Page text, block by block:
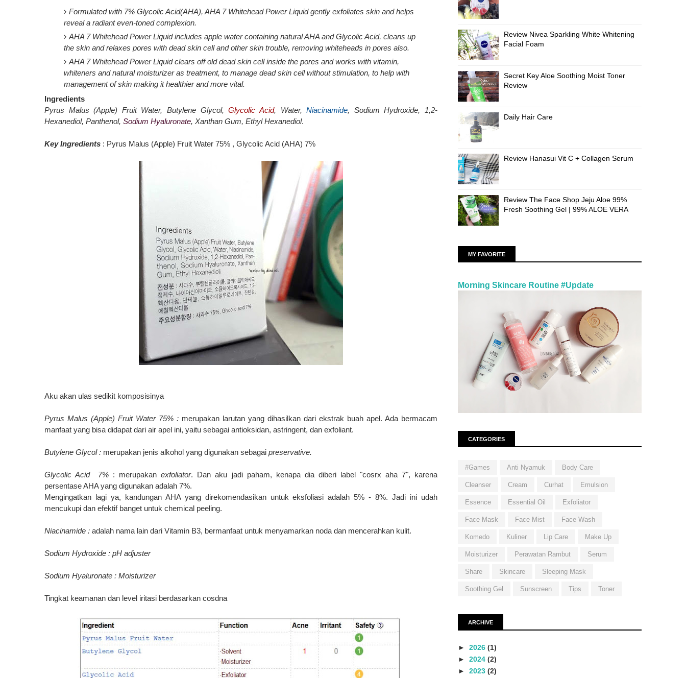
Formulated with 7% Glycolic Acid(AHA), AHA 7 Whitehead Power Liquid gently exfoliates skin and helps
reveal a radiant even-toned complexion.
AHA 7 Whitehead Power Liquid includes apple water containing natural AHA and Glycolic Acid, cleans up
the skin and relaxes pores with dead skin cell and other skin trouble, removing whiteheads in pores also.
AHA 7 Whitehead Power Liquid clears off old dead skin cell inside the pores and works with vitamin,
whiteners and natural moisturizer as treatment, to manage dead skin cell without stimulation, to help with
management of skin making it healthier and more vital.
Ingredients
Pyrus Malus (Apple) Fruit Water, Butylene Glycol,Glycolic Acid, Water,Niacinamide, Sodium Hydroxide, 1,2-
Hexanediol, Panthenol, Sodium Hyaluronate, Xanthan Gum, Ethyl Hexanediol.
Key Ingredients : Pyrus Malus (Apple) Fruit Water 75% , Glycolic Acid (AHA) 7%
Aku akan ulas sedikit komposisinya
Pyrus Malus (Apple) Fruit Water 75% : merupakan larutan yang dihasilkan dari ekstrak buah apel. Ada bermacam
manfaat yang bisa didapat dari air apel ini, yaitu sebagai antioksidan, astringent, dan exfoliant.
Butylene Glycol : merupakan jenis alkohol yang digunakan sebagai preservative.
Glycolic Acid 7% : merupakanexfoliator. Dan aku jadi paham, kenapa dia diberi label "cosrx aha 7", karena
persentase AHA yang digunakan adalah 7%.
Mengingatkan lagi ya, kandungan AHA yang direkomendasikan untuk eksfoliasi adalah 5% - 8%. Jadi ini udah
mencukupi dan efektif banget untuk chemical peeling.
Niacinamide : adalah nama lain dari Vitamin B3, bermanfaat untuk menyamarkan noda dan mencerahkan kulit.
Sodium Hydroxide : pH adjuster
Sodium Hyaluronate : Moisturizer
Tingkat keamanan dan level iritasi berdasarkan cosdna
Review Nivea Sparkling White Whitening
Facial Foam
Secret Key Aloe Soothing Moist Toner
Review
Daily Hair Care
Review Hanasui Vit C + Collagen Serum
Review The Face Shop Jeju Aloe 99%
Fresh Soothing Gel | 99% ALOE VERA
MY FAVORITE
Morning Skincare Routine #Update
CATEGORIES
#Games Anti Nyamuk Body Care
Cleanser Cream Curhat Emulsion
Essence Essential Oil Exfoliator
Face Mask Face Mist Face Wash
Komedo Kuliner Lip Care Make Up
Moisturizer Perawatan Rambut Serum
Share Skincare Sleeping Mask
Soothing Gel Sunscreen Tips Toner
ARCHIVE
► 2026 (1)
► 2024 (2)
► 2023 (2)